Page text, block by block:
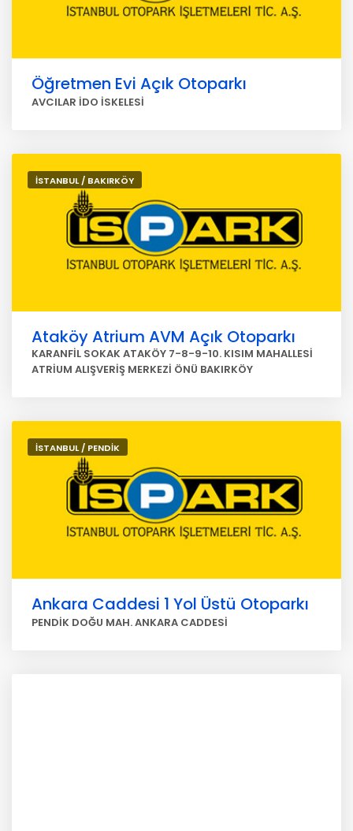
Öğretmen Evi Açık Otoparkı
AVCILAR İDO İSKELESİ
İSTANBUL / BAKIRKÖY
Ataköy Atrium AVM Açık Otoparkı
KARANFİL SOKAK ATAKÖY 7-8-9-10. KISIM MAHALLESİ
ATRİUM ALIŞVERİŞ MERKEZİ ÖNÜ BAKIRKÖY
İSTANBUL / PENDİK
Ankara Caddesi 1 Yol Üstü Otoparkı
PENDİK DOĞU MAH. ANKARA CADDESİ